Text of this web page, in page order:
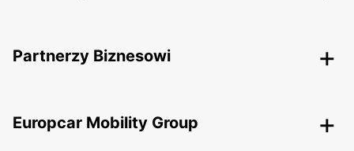
Partnerzy Biznesowi
Europcar Mobility Group